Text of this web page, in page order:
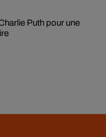
Puth pour une